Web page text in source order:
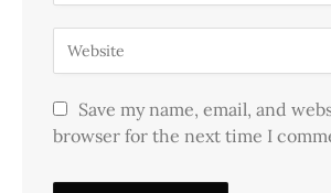
Save my name, email, and
browser for the next time I